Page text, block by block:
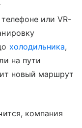
или VR-
холодильника,
на пути
новый маршрут
компания